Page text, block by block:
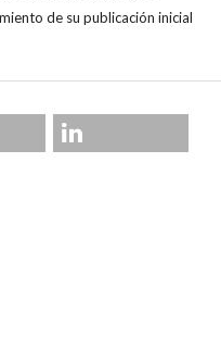
de su publicación inicial